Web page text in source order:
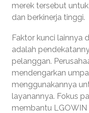
merek tersebut
dan berkinerja tinggi.
Faktor kunci lainnya
adalah
pelanggan.
mendengarkan
menggunakannya
layanannya. Fokus
membantu